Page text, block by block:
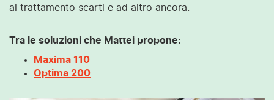
al trattamento scarti e ad altro ancora.
Tra le soluzioni che Mattei propone:
Maxima 110
Optima 200